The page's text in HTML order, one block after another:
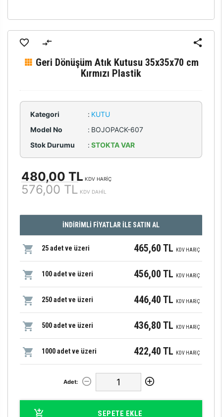
Geri Dönüşüm Atık Kutusu 35x35x70 cm
Kırmızı Plastik
Kategori : KUTU
Model No
: BOJOPACK-607
Stok Durumu
: STOKTA VAR
480,00 TL KDV HARİÇ
576,00 TL KDV DAHİL
İNDİRİMLİ FİYATLAR İLE SATIN AL
25 adet ve üzeri 465,60 TL KDV HARİÇ
100 adet ve üzeri 456,00 TL KDV HARİÇ
250 adet ve üzeri 446,40 TL KDV HARİÇ
500 adet ve üzeri 436,80 TL KDV HARİÇ
1000 adet ve üzeri 422,40 TL KDV HARİÇ
Adet:
SEPETE EKLE